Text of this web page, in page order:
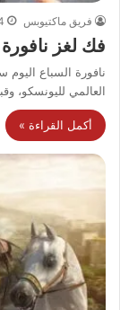
فريق ماكتيوبس
فك لغز
نافورة السباع
العالمي لليونسكو،
أكمل القراءة »